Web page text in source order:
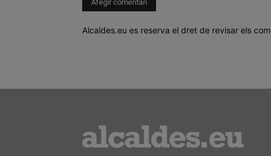
Alcaldes.eu es reserva el dret de revisar els